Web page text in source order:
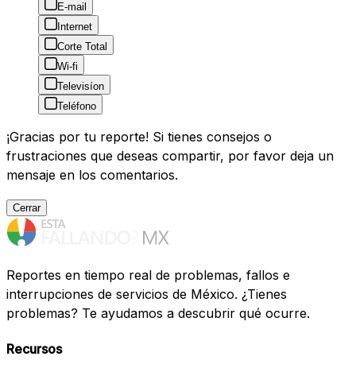
E-mail
Internet
Corte Total
Wi-fi
Televisíon
Teléfono
¡Gracias por tu reporte! Si tienes consejos o
frustraciones que deseas compartir, por favor deja un
mensaje en los comentarios.
Cerrar
Reportes en tiempo real de problemas, fallos e
interrupciones de servicios de México. ¿Tienes
problemas? Te ayudamos a descubrir qué ocurre.
Recursos